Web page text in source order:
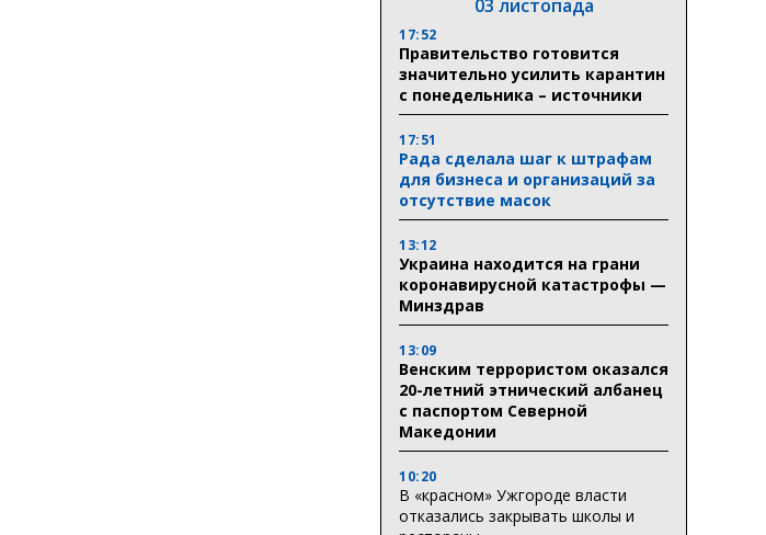
03 листопада
17:52
Правительство готовится
значительно усилить карантин
с понедельника – источники
17:51
Рада сделала шаг к штрафам
для бизнеса и организаций за
отсутствие масок
13:12
Украина находится на грани
коронавирусной катастрофы —
Минздрав
13:09
Венским террористом оказался
20-летний этнический албанец
с паспортом Северной
Македонии
10:20
В «красном» Ужгороде власти
отказались закрывать школы и